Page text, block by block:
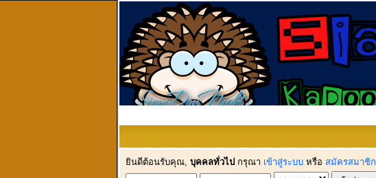
ยินดีต้อนรับคุณ, บุคคลทั่วไป กรุณา เข้าสู่ระบบ หรือ สมัครสมาชิก